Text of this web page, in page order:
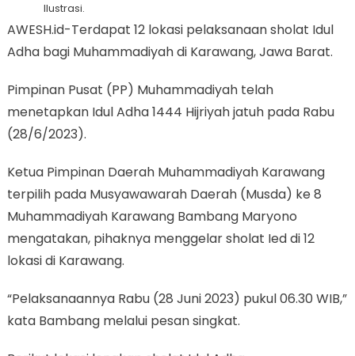
Ilustrasi.
AWESH.id-Terdapat 12 lokasi pelaksanaan sholat Idul
Adha bagi Muhammadiyah di Karawang, Jawa Barat.
Pimpinan Pusat (PP) Muhammadiyah telah
menetapkan Idul Adha 1444 Hijriyah jatuh pada Rabu
(28/6/2023).
Ketua Pimpinan Daerah Muhammadiyah Karawang
terpilih pada Musyawawarah Daerah (Musda) ke 8
Muhammadiyah Karawang Bambang Maryono
mengatakan, pihaknya menggelar sholat Ied di 12
lokasi di Karawang.
“Pelaksanaannya Rabu (28 Juni 2023) pukul 06.30 WIB,”
kata Bambang melalui pesan singkat.